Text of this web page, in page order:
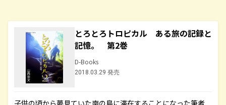
とろとろトロピカル ある旅の記録と
記憶。 第2巻
D-Books
2018.03.29 発売
子供の頃から夢見ていた南の島に滞在することになった筆者